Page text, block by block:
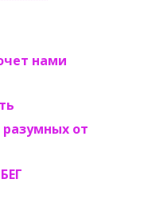
нами
от